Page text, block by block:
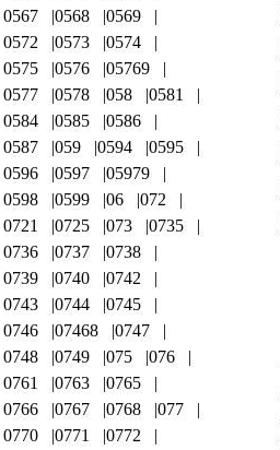
0567
0568
0569
0572
0573
0574
0575
0576
05769
0577
0578 058
0581
0584
0585
0586
0587
059 0594
0595
0596
0597
05979
0598
0599 06
072
0721
0725 073
0735
0736
0737
0738
0739
0740
0742
0743
0744
0745
0746
07468
0747
0748
0749 075
076
0761
0763
0765
0766
0767 0768
077
0770
0771
0772